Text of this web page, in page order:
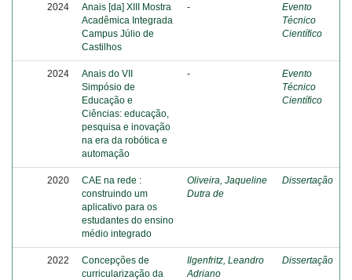
2024
Anais [da] XIII Mostra
Acadêmica Integrada
Campus Júlio de
Castilhos
-
Evento
Técnico
Científico
2024
Anais do VII
Simpósio de
Educação e
Ciências: educação,
pesquisa e inovação
na era da robótica e
automação
-
Evento
Técnico
Científico
2020
CAE na rede :
construindo um
aplicativo para os
estudantes do ensino
médio integrado
Oliveira, Jaqueline
Dutra de
Dissertação
2022
Concepções de
curricularização da
Ilgenfritz, Leandro
Adriano
Dissertação